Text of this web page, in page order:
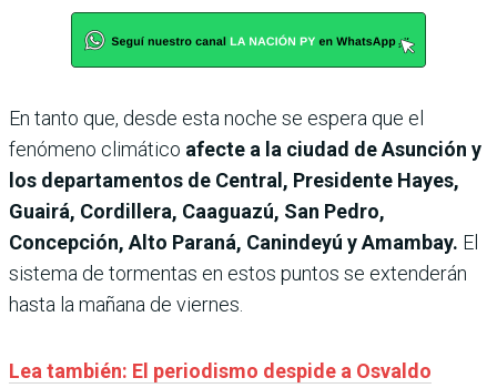
En tanto que, desde esta noche se espera que el
fenómeno climático afecte a la ciudad de Asunción y
los departamentos de Central, Presidente Hayes,
Guairá, Cordillera, Caaguazú, San Pedro,
Concepción, Alto Paraná, Canindeyú y Amambay. El
sistema de tormentas en estos puntos se extenderán
hasta la mañana de viernes.
Lea también: El periodismo despide a Osvaldo